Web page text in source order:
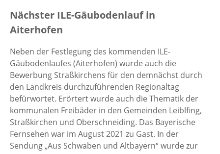
Nächster ILE-Gäubodenlauf in
Aiterhofen
Neben der Festlegung des kommenden ILE-
Gäubodenlaufes (Aiterhofen) wurde auch die
Bewerbung Straßkirchens für den demnächst durch
den Landkreis durchzuführenden Regionaltag
befürwortet. Erörtert wurde auch die Thematik der
kommunalen Freibäder in den Gemeinden Leiblfing,
Straßkirchen und Oberschneiding. Das Bayerische
Fernsehen war im August 2021 zu Gast. In der
Sendung „Aus Schwaben und Altbayern“ wurde zur